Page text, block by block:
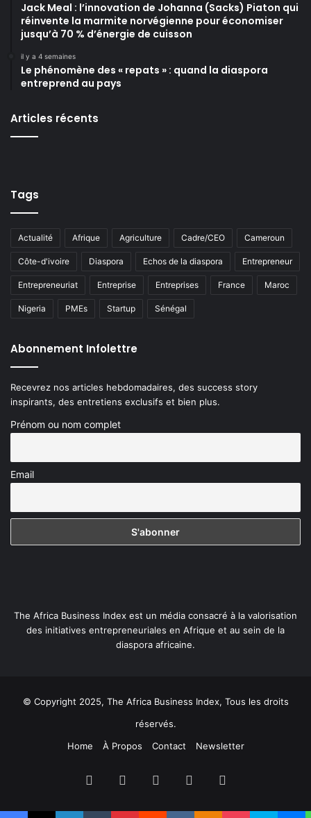
Jack Meal : l’innovation de Johanna (Sacks) Piaton qui
réinvente la marmite norvégienne pour économiser
jusqu’à 70 % d’énergie de cuisson
il y a 4 semaines
Le phénomène des « repats » : quand la diaspora
entreprend au pays
Articles récents
Tags
Actualité Afrique Agriculture Cadre/CEO Cameroun
Côte-d'ivoire Diaspora Echos de la diaspora Entrepreneur
Entrepreneuriat Entreprise Entreprises France Maroc
Nigeria PMEs Startup Sénégal
Abonnement Infolettre
Recevrez nos articles hebdomadaires, des success story
inspirants, des entretiens exclusifs et bien plus.
Prénom ou nom complet
Email
The Africa Business Index est un média consacré à la valorisation
des initiatives entrepreneuriales en Afrique et au sein de la
diaspora africaine.
© Copyright 2025, The Africa Business Index, Tous les droits
réservés.
Home
À Propos Contact Newsletter
Facebook LinkedinYouTube